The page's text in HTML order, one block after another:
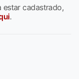
estar cadastrado,
.